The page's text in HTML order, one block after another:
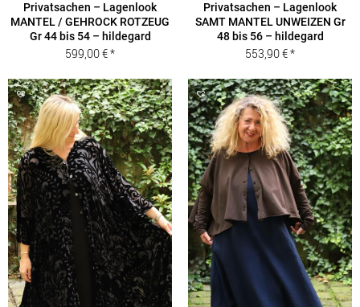
Privatsachen – Lagenlook
MANTEL / GEHROCK ROTZEUG
Gr 44 bis 54 – hildegard
599,00€
Privatsachen – Lagenlook
SAMT MANTEL UNWEIZEN Gr
48 bis 56 – hildegard
553,90€